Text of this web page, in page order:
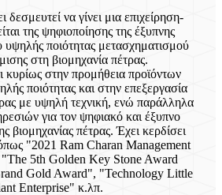
δεσμευτεί να γίνει μια επιχείρηση-
της ψηφιοποίησης της έξυπνης
υψηλής ποιότητας μετασχηματισμού
στη βιομηχανία πέτρας.
κυρίως στην προμήθεια προϊόντων
ποιότητας και στην επεξεργασία
με υψηλή τεχνική, ενώ παράλληλα
για τον ψηφιακό και έξυπνο
βιομηχανίας πέτρας. Έχει κερδίσει
"2021 Ram Charan Management
5th Golden Key Stone Award
Gold Award", "Technology Little
Enterprise" κ.λπ.